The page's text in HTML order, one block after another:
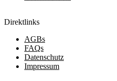
Direktlinks
AGBs
FAQs
Datenschutz
Impressum